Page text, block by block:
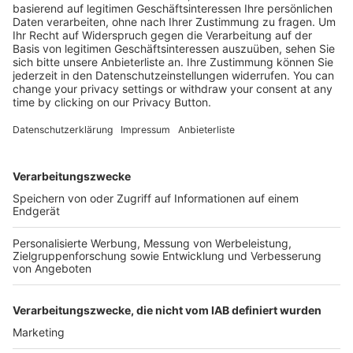
Mehr Infos
Kostenlose Rücksendung bis zu 14 Tage nach
Bestelleingang (innerhalb Deutschlands).
Versandkosten.
Der Bestellprozess ist mit Hilfe eines SSL-
SERVICE HOTLINE
SHOP SERVICE